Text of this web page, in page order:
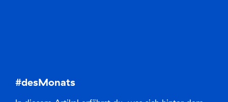
#desMonats